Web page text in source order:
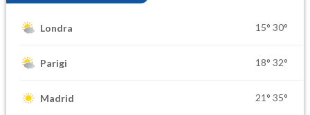
Londra 15° 30°
Parigi 18° 32°
Madrid 21° 35°